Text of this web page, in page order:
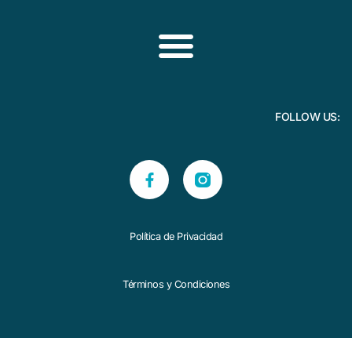
FOLLOW US:
Política de Privacidad
Términos y Condiciones